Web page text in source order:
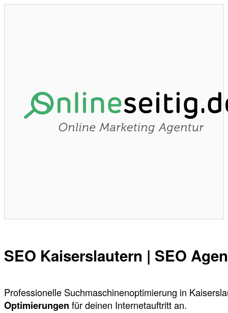
SEO Kaiserslautern | SEO
Professionelle Suchmaschinenoptimierung in
Optimierungen für deinen Internetauftritt an.